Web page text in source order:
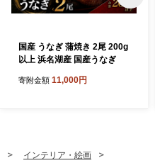
国産 うなぎ 蒲焼き 2尾 200g
以上 浜名湖産 国産うなぎ
寄附金額 11,000円
インテリア・絵画